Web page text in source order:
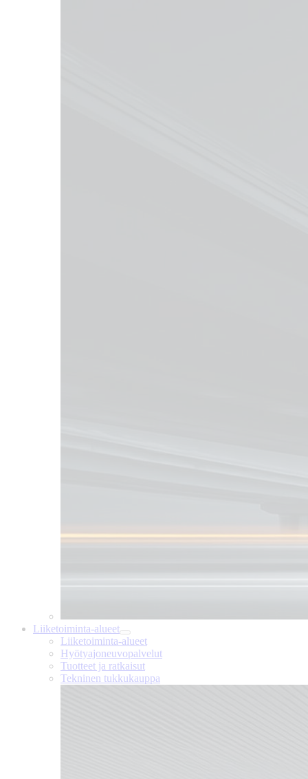
Liiketoiminta-alueet
Liiketoiminta-alueet
Hyötyajoneuvopalvelut
Tuotteet ja ratkaisut
Tekninen tukkukauppa